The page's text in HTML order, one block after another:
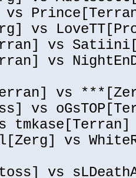
vs
vs
vs
vs
vs
vs
vs